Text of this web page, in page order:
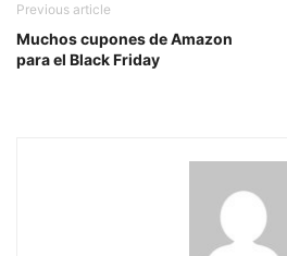
Previous article
Muchos cupones de Amazon
para el Black Friday